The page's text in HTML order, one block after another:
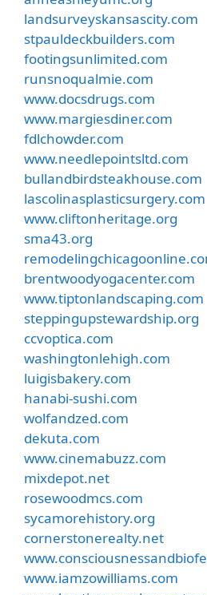
landsurveyskansascity.com
stpauldeckbuilders.com
footingsunlimited.com
runsnoqualmie.com
www.docsdrugs.com
www.margiesdiner.com
fdlchowder.com
www.needlepointsltd.com
bullandbirdsteakhouse.com
lascolinasplasticsurgery.com
www.cliftonheritage.org
sma43.org
brentwoodyogacenter.com
www.tiptonlandscaping.com
steppingupstewardship.org
ccvoptica.com
washingtonlehigh.com
luigisbakery.com
hanabi-sushi.com
wolfandzed.com
dekuta.com
www.cinemabuzz.com
mixdepot.net
rosewoodmcs.com
sycamorehistory.org
cornerstonerealty.net
www.iamzowilliams.com